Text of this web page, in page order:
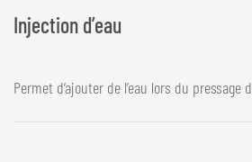
Injection d’eau
Permet d’ajouter de l’eau lors du pressage